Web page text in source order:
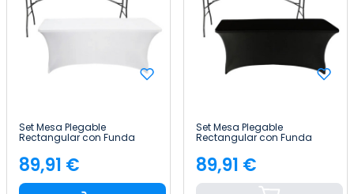
Set Mesa Plegable
Rectangular con Funda
para Catering 240x74cm
7house
Precio
89,91 €
Set Mesa Plegable
Rectangular con Funda
para Catering 240x74cm
7house
Precio
89,91 €